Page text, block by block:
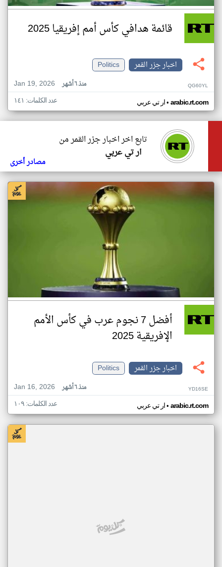
قائمة هدافي كأس أمم إفريقيا 2025
اخبار جزر القمر
Politics
Jan 19, 2026
منذ ٦ أشهر QG60YL
ار تي عربي• arabic.rt.com عدد الكلمات: ١٤١
تابع اخر اخبار جزر القمر من
ار تي عربي
مصادر أخرى
أفضل 7 نجوم عرب في كأس الأمم
الإفريقية 2025
اخبار جزر القمر
Politics
Jan 16, 2026
منذ ٦ أشهر YD16SE
ار تي عربي• arabic.rt.com عدد الكلمات: ١٠٩